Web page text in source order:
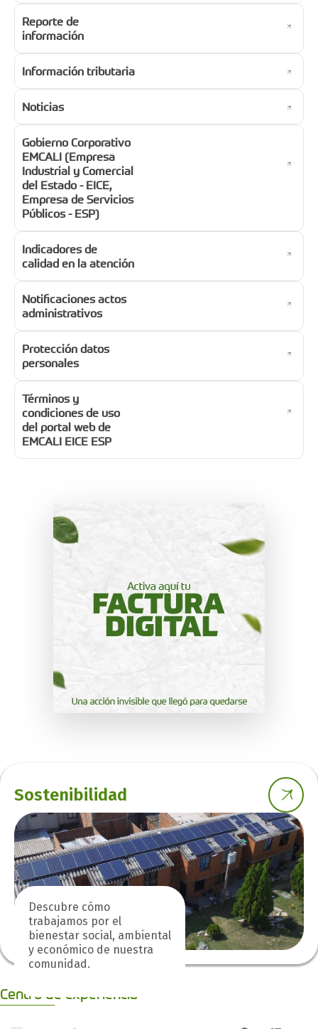
Reporte de
información
Información tributaria
Noticias
Gobierno Corporativo
EMCALI (Empresa
Industrial y Comercial
del Estado - EICE,
Empresa de Servicios
Públicos - ESP)
Indicadores de
calidad en la atención
Notificaciones actos
administrativos
Protección datos
personales
Términos y
condiciones de uso
del portal web de
EMCALI EICE ESP
Sostenibilidad
Descubre cómo
trabajamos por el
bienestar social, ambiental
y económico de nuestra
comunidad.
Centro de experiencia